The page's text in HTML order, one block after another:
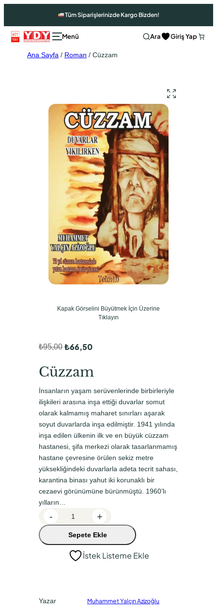
Tüm Siparişlerinizde Kargo Bizden!
Ara Giriş Yap
Ana Sayfa / Roman / Cüzzam
Kapak Görselini Büyütmek İçin Üzerine
Tıklayın
₺95,00
r
j
i
n
a
l
f
i
y
t
:
,
₺66,50
u
n
d
a
k
i
f
i
y
t
:
,
Cüzzam
İnsanların yaşam serüvenlerinde birbirleriyle
ilişkileri arasına inşa ettiği duvarlar somut
olarak kalmamış maharet sınırları aşarak
soyut duvarlarda inşa edilmiştir. 1941 yılında
inşa edilen ülkenin ilk ve en büyük cüzzam
hastanesi, şifa merkezi olarak tasarlanmamış
hastane çevresine örülen sekiz metre
yüksekliğindeki duvarlarla adeta tecrit sahası,
karantina binası yahut iki korunaklı bir
cezaevi görünümüne bürünmüştü. 1960’lı
yılların…
z
- +
Sepete Ekle
İstek Listeme Ekle
Yazar Muhammet Yalçın Azizoğlu